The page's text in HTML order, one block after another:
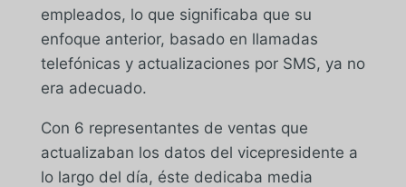
empleados, lo que significaba que su
enfoque anterior, basado en llamadas
telefónicas y actualizaciones por SMS, ya no
era adecuado.
Con 6 representantes de ventas que
actualizaban los datos del vicepresidente a
lo largo del día, éste dedicaba media